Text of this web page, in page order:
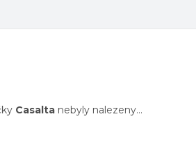
Casalta nebyly nalezeny...